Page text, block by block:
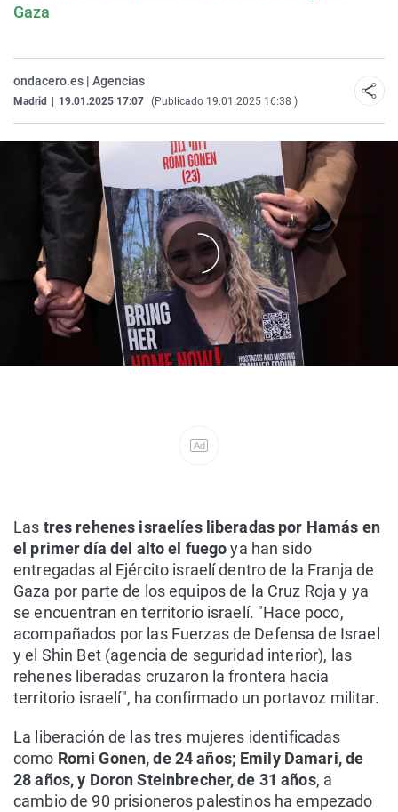
Gaza
ondacero.es | Agencias
Madrid 19.01.2025 17:07 (Publicado 19.01.2025 16:38 )
Ad
Las tres rehenes israelíes liberadas por Hamás en
el primer día del alto el fuegoya han sido
entregadas al Ejército israelí dentro de la Franja de
Gaza por parte de los equipos de la Cruz Roja y ya
se encuentran en territorio israelí. "Hace poco,
acompañados por las Fuerzas de Defensa de Israel
y el Shin Bet (agencia de seguridad interior), las
rehenes liberadas cruzaron la frontera hacia
territorio israelí", ha confirmado un portavoz militar.
La liberación de las tres mujeres identificadas
como Romi Gonen, de 24 años; Emily Damari, de
28 años, y Doron Steinbrecher, de 31 años, a
cambio de 90 prisioneros palestinos ha empezado